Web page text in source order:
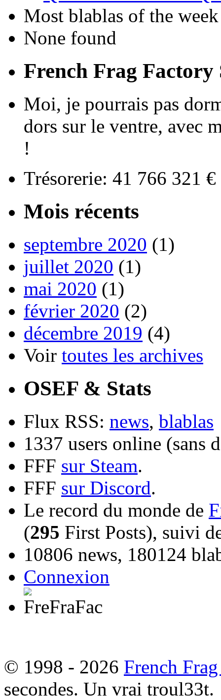
Most blablas of the week
None found
French Frag Factory
Moi, je pourrais pas
dors sur le ventre, avec
!
Trésorerie: 41 766 321
Mois récents
septembre 2020 (1)
juillet 2020 (1)
mai 2020 (1)
février 2020 (2)
décembre 2019 (4)
Voir toutes les archives
OSEF & Stats
Flux RSS: news, blablas
1337 users online (sans
FFF sur Steam.
FFF sur Discord.
Le record du monde de
(295 First Posts), suivi
10806 news, 180124
Connexion
© 1998 - 2026 French
secondes. Un vrai troul33t.